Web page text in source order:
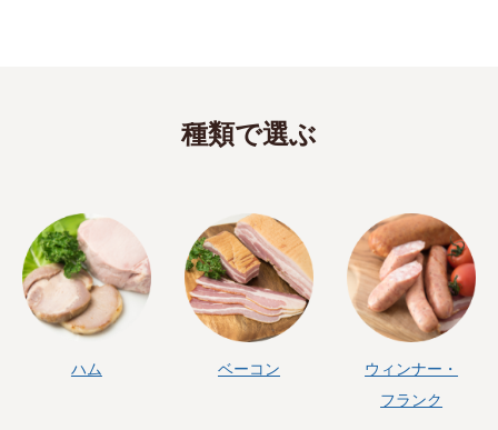
種類で選ぶ
ハム ベーコン
ウィンナー・
フランク